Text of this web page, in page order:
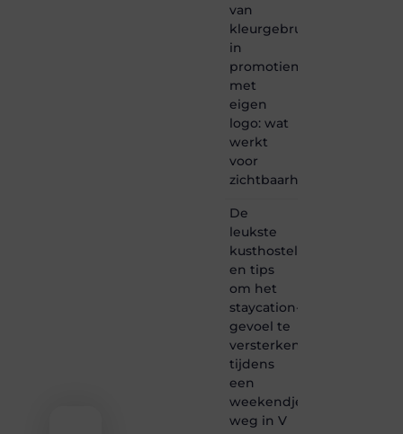
van
kleurgebruik
in
promotiemateriaal
met
eigen
logo: wat
werkt
voor
zichtbaarheid
De
leukste
kusthostels
en tips
om het
staycation-
gevoel te
versterken
tijdens
een
weekendje
weg in V